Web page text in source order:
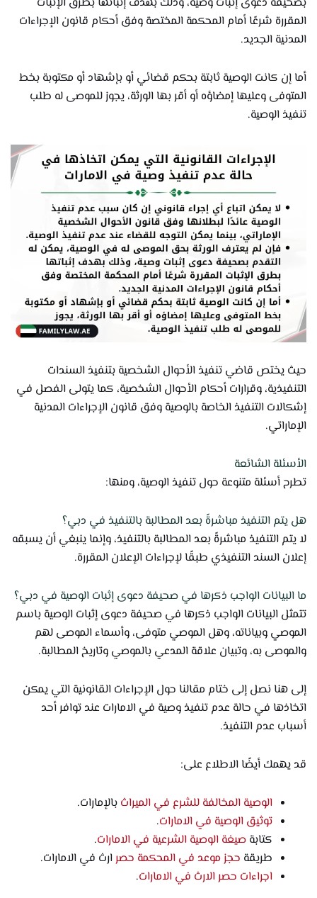
المقررة شرعًا أمام المحكمة المختصة وفق أحكام قانون الإجراءات
المدنية الجديد.
أما إن كانت الوصية ثابتة بحكم قضائي أو بإشهاد أو مكتوبة بخط
المتوفى وعليها إمضاؤه أو أقر بها الورثة، يجوز للموصى له طلب
تنفيذ الوصية.
حيث يختص قاضي تنفيذ الأحوال الشخصية بتنفيذ السندات
التنفيذية، وقرارات أحكام الأحوال الشخصية، كما يتولى الفصل في
إشكالات التنفيذ الخاصة بالوصية وفق قانون الإجراءات المدنية
الإماراتي.
الأسئلة الشائعة
تطرح أسئلة متنوعة حول تنفيذ الوصية، ومنها:
هل يتم التنفيذ مباشرةً بعد المطالبة بالتنفيذ في دبي؟
لا يتم التنفيذ مباشرةً بعد المطالبة بالتنفيذ، وإنما ينبغي أن يسبقه
إعلان السند التنفيذي طبقًا لإجراءات الإعلان المقررة.
ما البيانات الواجب ذكرها في صحيفة دعوى إثبات الوصية في دبي؟
تتمثل البيانات الواجب ذكرها في صحيفة دعوى إثبات الوصية باسم
الموصي وبياناته، وهل الموصي متوفى، وأسماء الموصى لهم
والموصى به، وتبيان علاقة المدعي بالموصي وتاريخ المطالبة.
إلى هنا نصل إلى ختام مقالنا حول الإجراءات القانونية التي يمكن
اتخاذها في حالة عدم تنفيذ وصية في الامارات عند توافر أحد
أسباب عدم التنفيذ.
قد يهمك أيضًا الاطلاع على:
الوصية المخالفة للشرع في الميراث بالإمارات.
توثيق الوصية في الامارات.
كتابة صيغة الوصية الشرعية في الامارات.
طريقة حجز موعد في المحكمة حصر ارث في الامارات.
اجراءات حصر الارث في الامارات.